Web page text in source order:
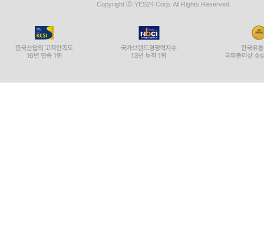
Copyright ⓒ YES24 Corp. All Rights Reserved.